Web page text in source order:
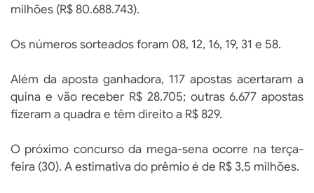
milhões (R$ 80.688.743).
Os números sorteados foram 08, 12, 16, 19, 31 e 58.
Além da aposta ganhadora, 117 apostas acertaram a
quina e vão receber R$ 28.705; outras 6.677 apostas
fizeram a quadra e têm direito a R$ 829.
O próximo concurso da mega-sena ocorre na terça-
feira (30). A estimativa do prêmio é de R$ 3,5 milhões.